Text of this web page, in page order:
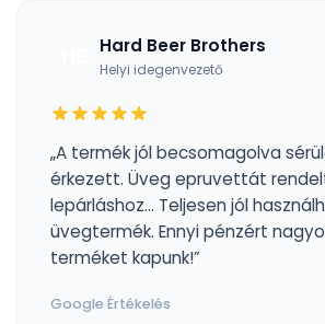
Hard Beer Brothers
Helyi idegenvezető
„A termék jól becsomagolva
érkezett. Üveg epruvettát
lepárláshoz... Teljesen jól
üvegtermék. Ennyi pénzért
terméket kapunk!”
Google Értékelés